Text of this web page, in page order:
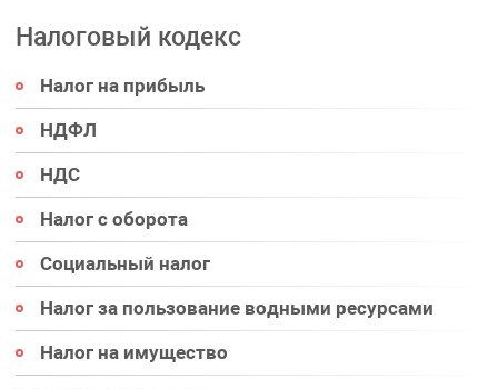
Налоговый кодекс
Налог на прибыль
НДФЛ
НДС
Налог с оборота
Социальный налог
Налог за пользование водными ресурсами
Налог на имущество